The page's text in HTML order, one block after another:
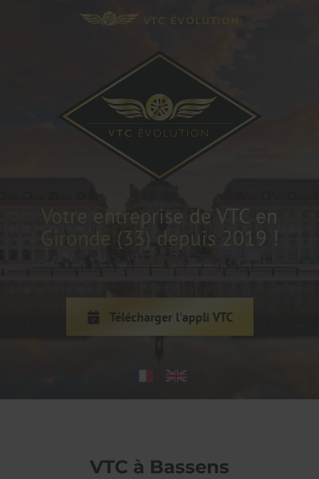
Votre entreprise de VTC en
Gironde (33) depuis 2019 !
Télécharger l'appli VTC
VTC à Bassens
VTC ÉVOLUTION